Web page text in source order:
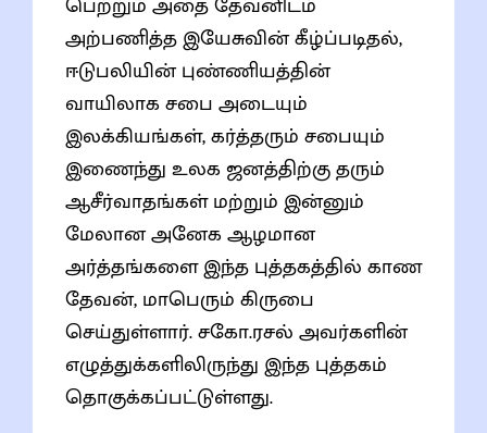
அற்பணித்த இயேசுவின் கீழ்ப்படிதல்,
ஈடுபலியின் புண்ணியத்தின்
வாயிலாக சபை அடையும்
இலக்கியங்கள், கர்த்தரும் சபையும்
இணைந்து உலக ஜனத்திற்கு தரும்
ஆசீர்வாதங்கள் மற்றும் இன்னும்
மேலான அனேக ஆழமான
அர்த்தங்களை இந்த புத்தகத்தில் காண
தேவன், மாபெரும் கிருபை
செய்துள்ளார். சகோ.ரசல் அவர்களின்
எழுத்துக்களிலிருந்து இந்த புத்தகம்
தொகுக்கப்பட்டுள்ளது.